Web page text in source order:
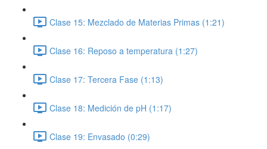
Clase 15: Mezclado de Materias Primas (1:21)
Clase 16: Reposo a temperatura (1:27)
Clase 17: Tercera Fase (1:13)
Clase 18: Medición de pH (1:17)
Clase 19: Envasado (0:29)